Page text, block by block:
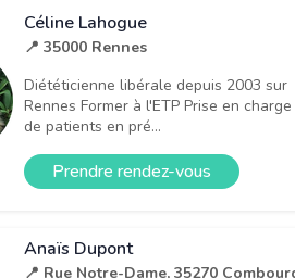
Céline Lahogue
📍 35000 Rennes
Diététicienne libérale depuis 2003 sur
Rennes Former à l'ETP Prise en charge
de patients en pré...
Prendre rendez-vous
Anaïs Dupont
📍 Rue Notre-Dame, 35270